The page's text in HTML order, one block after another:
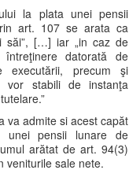
la plata unei pensii
art. 107 se arata ca
săi”, […] iar „in caz de
datorată de
executării, precum şi
vor stabili de instanţa
va admite si acest capăt
unei pensii lunare de
arătat de art. 94(3)
veniturile sale nete.